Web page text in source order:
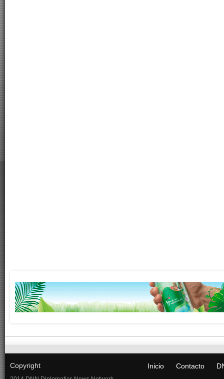
Copyright Inicio Contacto